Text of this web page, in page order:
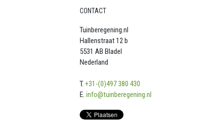
CONTACT
Tuinberegening.nl
Hallenstraat 12 b
5531 AB Bladel
Nederland
T. +31-(0)497 380 430
E. info@tuinberegening.nl